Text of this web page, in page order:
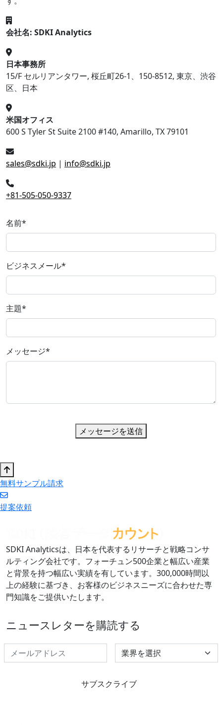
会社名: SDKI Analytics
日本事務所
15/F セルリアンタワー, 桜丘町26-1、150-8512, 東京、渋谷
区、日本
米国オフィス
600 S Tyler St Suite 2100 #140, Amarillo, TX 79101
sales@sdki.jp | info@sdki.jp
+81-505-050-9337
名前*
ビジネスメール*
主題*
メッセージ*
メッセージを送信
無料サンプル請求
提案依頼
SDKI Analyticsは、日本を代表するリサーチと戦略コンサ
ルティング会社です。フォーチュン500企業と幅広い産業
と背景を持つ幅広い実績を有しています。300,000時間以
上の経験に基づき、お客様のビジネスニーズに合わせた専
門知識をご提供いたします。
ニュースレターを購読する
Select Industry
サブスクライブ